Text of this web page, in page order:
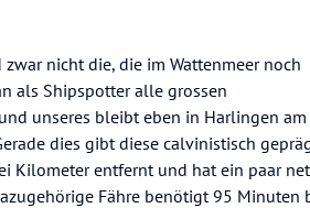
nicht die, die im Wattenmeer noch
als Shipspotter alle grossen
unseres bleibt eben in Harlingen am
dies gibt diese calvinistisch
Kilometer entfernt und hat ein paar
Fähre benötigt 95 Minuten